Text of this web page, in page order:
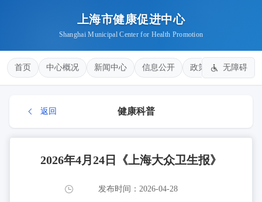
上海市健康促进中心
Shanghai Municipal Center for Health Promotion
首页 中心概况 新闻中心 信息公开 政策法规 健康
无障碍
返回 健康科普
2026年4月24日《上海大众卫生报》
发布时间：2026-04-28